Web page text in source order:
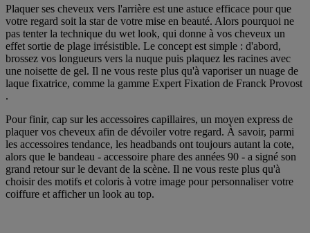
Plaquer ses cheveux vers l'arrière est une astuce efficace pour que
votre regard soit la star de votre mise en beauté. Alors pourquoi ne
pas tenter la technique du wet look, qui donne à vos cheveux un
effet sortie de plage irrésistible. Le concept est simple : d'abord,
brossez vos longueurs vers la nuque puis plaquez les racines avec
une noisette de gel. Il ne vous reste plus qu'à vaporiser un nuage de
laque fixatrice, comme la gamme Expert Fixation de Franck Provost
.
Pour finir, cap sur les accessoires capillaires, un moyen express de
plaquer vos cheveux afin de dévoiler votre regard. À savoir, parmi
les accessoires tendance, les headbands ont toujours autant la cote,
alors que le bandeau - accessoire phare des années 90 - a signé son
grand retour sur le devant de la scène. Il ne vous reste plus qu'à
choisir des motifs et coloris à votre image pour personnaliser votre
coiffure et afficher un look au top.